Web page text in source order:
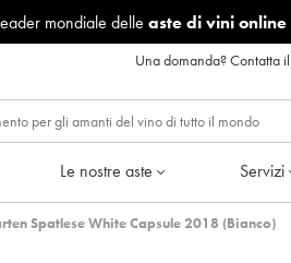
mondiale delle aste di vini online
Una domanda?Contatta
Le nostre aste Servizi
Spatlese White Capsule 2018 (Bianco)